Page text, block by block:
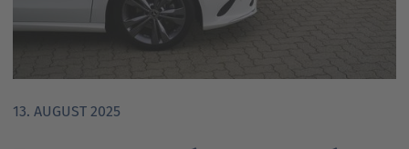
13. AUGUST 2025